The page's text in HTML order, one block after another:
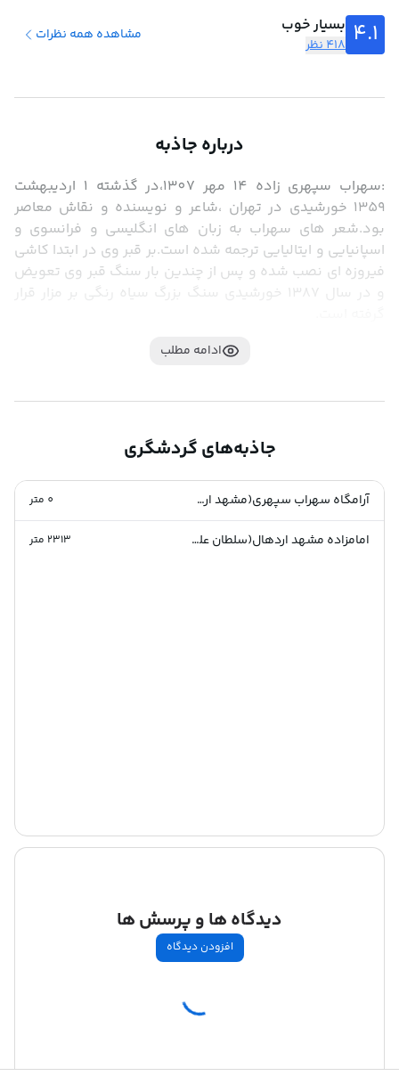
4.1 بسیار خوب
418 نظر
مشاهده همه نظرات
درباره جاذبه
ادامه مطلب
جاذبه‌های گردشگری
آرامگاه سهراب سپهری(مشهد اردهال) 0 متر
امامزاده مشهد اردهال(سلطان علی ابن محمد باقر) 2313متر
دیدگاه ها و پرسش ها
افزودن دیدگاه